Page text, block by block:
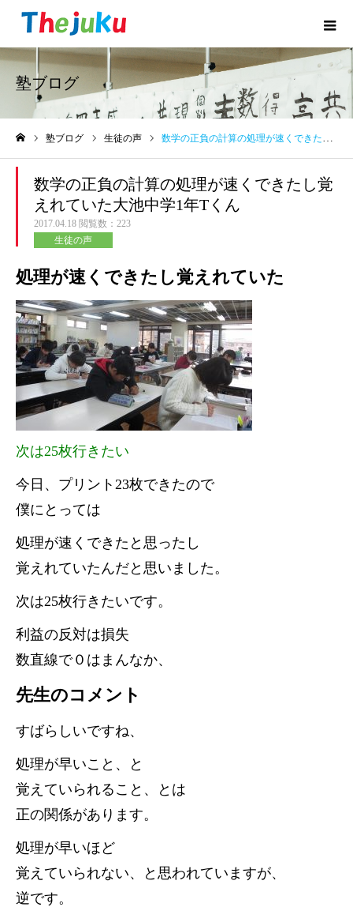
塾ブログ
塾ブログ 生徒の声 数学の正負の計算の処理が速くできたし覚えれていた大池中学1年Tくん
数学の正負の計算の処理が速くできたし覚
えれていた大池中学1年Tくん
2017.04.18 閲覧数：223
生徒の声
処理が速くできたし覚えれていた
次は25枚行きたい
今日、プリント23枚できたので
僕にとっては
処理が速くできたと思ったし
覚えれていたんだと思いました。
次は25枚行きたいです。
利益の反対は損失
数直線で０はまんなか、
先生のコメント
すばらしいですね、
処理が早いこと、と
覚えていられること、とは
正の関係があります。
処理が早いほど
覚えていられない、と思われていますが、
逆です。